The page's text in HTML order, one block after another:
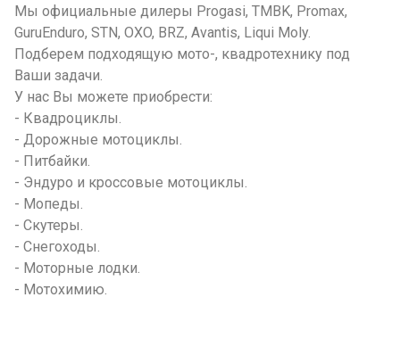
Мы официальные дилеры Progasi, TMBK, Promax,
GuruEnduro, STN, OXO, BRZ, Avantis, Liqui Moly.
Подберем подходящую мото-, квадротехнику под
Ваши задачи.
У нас Вы можете приобрести:
- Квадроциклы.
- Дорожные мотоциклы.
- Питбайки.
- Эндуро и кроссовые мотоциклы.
- Мопеды.
- Скутеры.
- Снегоходы.
- Моторные лодки.
- Мотохимию.